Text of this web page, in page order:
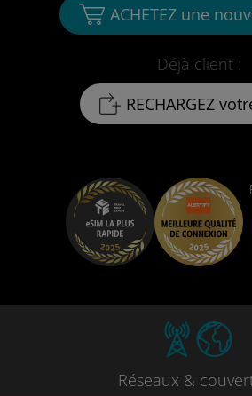
Déjà client :
RECHARGEZ
ACHETEZ une
Réseaux &